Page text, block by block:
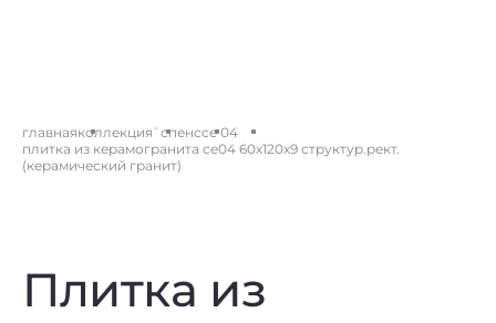
главнаяколлекция `спенсce 04
плитка из керамогранита ce04 60x120x9 структур.рект.
(керамический гранит)
Плитка из